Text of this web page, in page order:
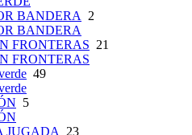
BANDERA
2
BANDERA
FRONTERAS 21
FRONTERAS
49
5
JUGADA
23